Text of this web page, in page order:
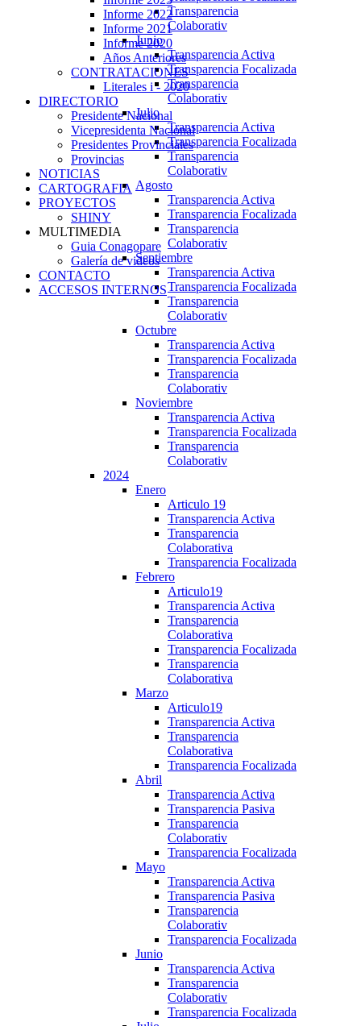
Transparencia
Colaborativ
Junio
Transparencia Activa
Transparencia Focalizada
Transparencia
Colaborativ
Julio
Transparencia Activa
Transparencia Focalizada
Transparencia
Colaborativ
Agosto
Transparencia Activa
Transparencia Focalizada
Transparencia
Colaborativ
Septiembre
Transparencia Activa
Transparencia Focalizada
Transparencia
Colaborativ
Octubre
Transparencia Activa
Transparencia Focalizada
Transparencia
Colaborativ
Noviembre
Transparencia Activa
Transparencia Focalizada
Transparencia
Colaborativ
2024
Enero
Articulo 19
Transparencia Activa
Transparencia
Colaborativa
Transparencia Focalizada
Febrero
Articulo19
Transparencia Activa
Transparencia
Colaborativa
Transparencia Focalizada
Transparencia
Colaborativa
Marzo
Articulo19
Transparencia Activa
Transparencia
Colaborativa
Transparencia Focalizada
Abril
Transparencia Activa
Transparencia Pasiva
Transparencia
Colaborativ
Transparencia Focalizada
Mayo
Transparencia Activa
Transparencia Pasiva
Transparencia
Colaborativ
Transparencia Focalizada
Junio
Transparencia Activa
Transparencia
Colaborativ
Transparencia Focalizada
Informe 2022
Informe 2021
Informe 2020
Años Anteriores
CONTRATACIONES
Literales i - 2020
DIRECTORIO
Presidente Nacional
Vicepresidenta Nacional
Presidentes Provinciales
Provincias
NOTICIAS
CARTOGRAFIA
PROYECTOS
SHINY
MULTIMEDIA
Guia Conagopare
Galería de videos
CONTACTO
ACCESOS INTERNOS